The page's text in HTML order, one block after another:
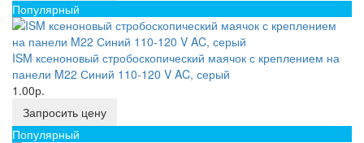
Популярный
ISM ксеноновый стробоскопический маячок с креплением на
панели M22 Синий 110-120 V AC, серый
1.00р.
Запросить цену
Популярный